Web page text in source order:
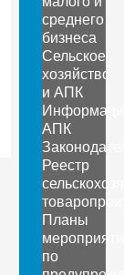
среднего
бизнеса
Сельское
хозяйство
и АПК
АПК
Реестр
Планы
по